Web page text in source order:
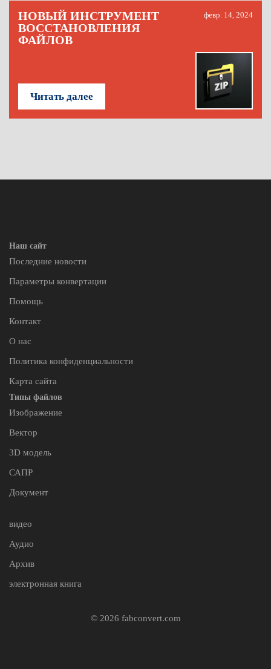
НОВЫЙ ИНСТРУМЕНТ
ВОССТАНОВЛЕНИЯ
ФАЙЛОВ
февр. 14, 2024
Читать далее
Наш сайт
Последние новости
Параметры конвертации
Помощь
Контакт
О нас
Политика конфиденциальности
Карта сайта
Типы файлов
Изображение
Вектор
3D модель
САПР
Документ
видео
Аудио
Архив
электронная книга
© 2026 fabconvert.com